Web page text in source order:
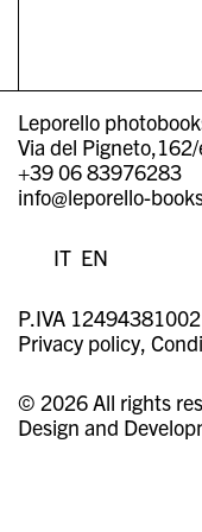
Leporello
Via del
+39 06 83976283
info@leporello-
IT EN
P.IVA 12494381002
Privacy policy
© 2026 All rights
Design and